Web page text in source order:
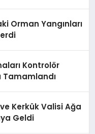
Orman Yangınları
Kontrolör
Tamamlandı
Kerkük Valisi Ağa
Geldi